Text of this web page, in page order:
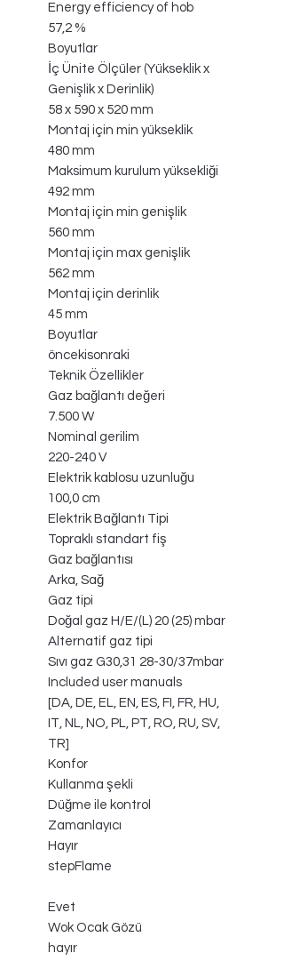
Energy efficiency of hob
57,2 %
Boyutlar
İç Ünite Ölçüler (Yükseklik x
Genişlik x Derinlik)
58 x 590 x 520 mm
Montaj için min yükseklik
480 mm
Maksimum kurulum yüksekliği
492 mm
Montaj için min genişlik
560 mm
Montaj için max genişlik
562 mm
Montaj için derinlik
45 mm
Boyutlar
öncekisonraki
Teknik Özellikler
Gaz bağlantı değeri
7.500 W
Nominal gerilim
220-240 V
Elektrik kablosu uzunluğu
100,0 cm
Elektrik Bağlantı Tipi
Topraklı standart fiş
Gaz bağlantısı
Arka, Sağ
Gaz tipi
Doğal gaz H/E/(L) 20 (25) mbar
Alternatif gaz tipi
Sıvı gaz G30,31 28-30/37mbar
Included user manuals
[DA, DE, EL, EN, ES, FI, FR, HU,
IT, NL, NO, PL, PT, RO, RU, SV,
TR]
Konfor
Kullanma şekli
Düğme ile kontrol
Zamanlayıcı
Hayır
stepFlame
Evet
Wok Ocak Gözü
hayır